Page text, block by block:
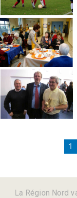
1
La Région Nord